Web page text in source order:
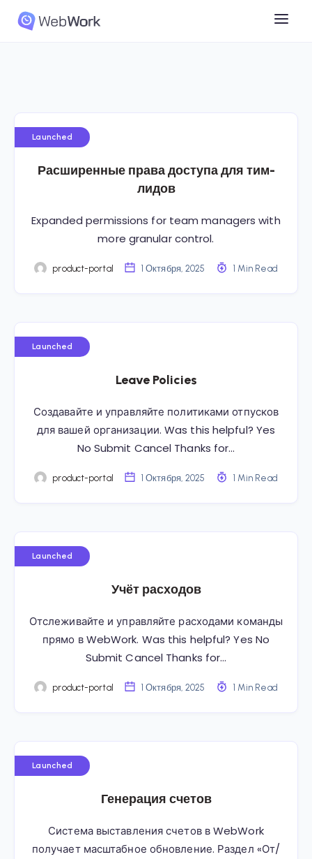
Launched
Расширенные права доступа для тим-
лидов
Expanded permissions for team managers with
more granular control.
product-portal 1 Октября, 2025 1 Min Read
Launched
Leave Policies
Создавайте и управляйте политиками отпусков
для вашей организации. Was this helpful? Yes
No Submit Cancel Thanks for…
product-portal 1 Октября, 2025 1 Min Read
Launched
Учёт расходов
Отслеживайте и управляйте расходами команды
прямо в WebWork. Was this helpful? Yes No
Submit Cancel Thanks for…
product-portal 1 Октября, 2025 1 Min Read
Launched
Генерация счетов
Система выставления счетов в WebWork
получает масштабное обновление. Раздел «От/